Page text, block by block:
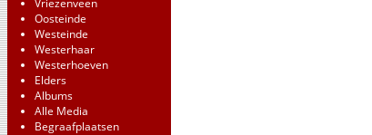
Vriezenveen
Oosteinde
Westeinde
Westerhaar
Westerhoeven
Elders
Albums
Alle Media
Begraafplaatsen